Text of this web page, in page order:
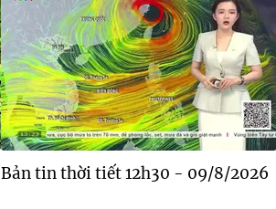
Bản tin thời tiết 12h30 - 09/8/2026